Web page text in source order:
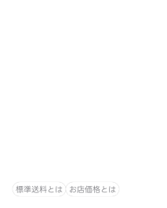
標準送料とは お店価格とは